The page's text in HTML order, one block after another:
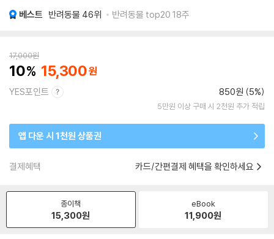
베스트 반려동물 46위 반려동물 top20 18주
17,000원
10 15,300
YES포인트 850원 (5%)
5만원 이상 구매 시 2천원 추가 적립
앱 다운 시 1천원 상품권
결제혜택 카드/간편결제 혜택을 확인하세요
종이책
15,300원
eBook
11,900원